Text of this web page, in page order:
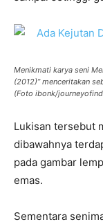
Menikmati karya seni
(2012)” menceritakan
(Foto ibonk/
Lukisan tersebut
dibawahnya
pada gambar
emas.
Sementara